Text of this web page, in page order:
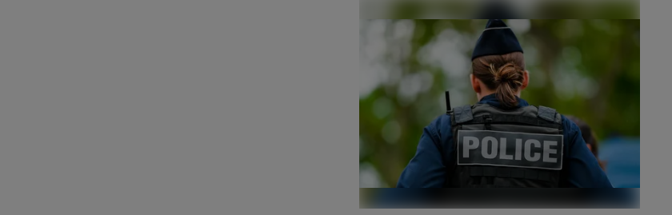
départs de feu, la Chambre d'agriculture
des Vosges a lancé un appel aux
agriculteurs volontaires pour venir en aide...